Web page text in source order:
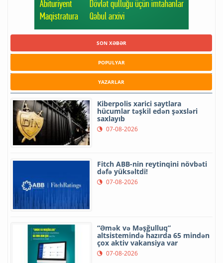
SON XƏBƏR
POPULYAR
YAZARLAR
Kiberpolis xarici saytlara
hücumlar təşkil edən şəxsləri
saxlayıb
07-08-2026
Fitch ABB-nin reytinqini növbəti
dəfə yüksəltdi!
07-08-2026
“Əmək və Məşğulluq”
altsistemində hazırda 65 mindən
çox aktiv vakansiya var
07-08-2026